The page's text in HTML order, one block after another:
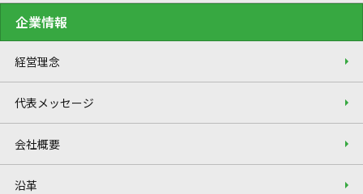
企業情報
経営理念
代表メッセージ
会社概要
沿革